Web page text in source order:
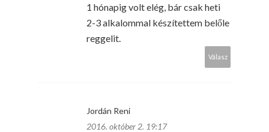
1 hónapig volt elég, bár csak heti
2-3 alkalommal készítettem belőle
reggelit.
Válasz
Jordán Reni
2016. október 2. 19:17